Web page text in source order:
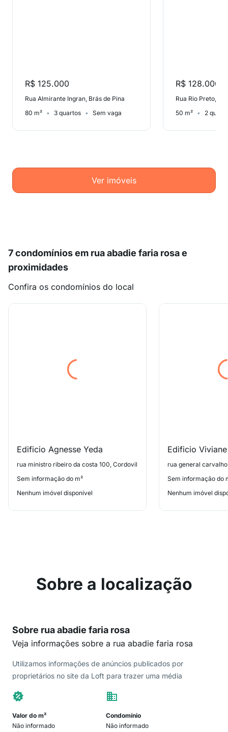
R$ 125.000
Rua Almirante Ingran, Brás de Pina
80 m²
3 quartos Sem vaga
R$ 128.000
Rua Rio Preto,
50 m²
2
Ver imóveis
7 condomínios em rua abadie faria rosa e
proximidades
Confira os condomínios do local
Edificio Agnesse Yeda
rua ministro ribeiro da costa 100, Cordovil
Sem informação do m²
Nenhum imóvel disponível
Edificio Viviane
rua general
Sem informação do
Nenhum imóvel
Sobre a localização
Sobre rua abadie faria rosa
Veja informações sobre a rua abadie faria rosa
Utilizamos informações de anúncios publicados por
proprietários no site da Loft para trazer uma média
Valor do m²
Não informado
Condomínio
Não informado